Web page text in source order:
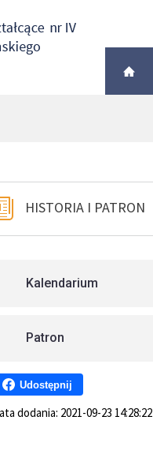
HISTORIA I PATRON
Kalendarium
Patron
Udostępnij
dodania: 2021-09-23 14:28:22